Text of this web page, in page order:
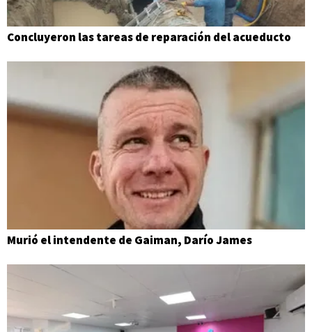
Concluyeron las tareas de reparación del acueducto
Murió el intendente de Gaiman, Darío James